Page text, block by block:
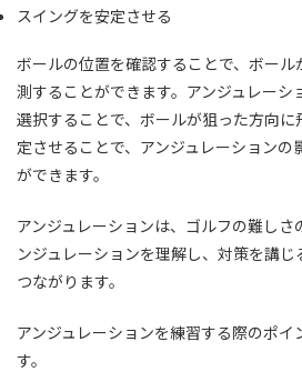
スイングを安定させる
ボールの位置を確認することで、ボー
測することができます。アンジュレーシ
選択することで、ボールが狙った方向
定させることで、アンジュレーションの
ができます。
アンジュレーションは、ゴルフの難しさ
ンジュレーションを理解し、対策を講
つながります。
アンジュレーションを練習する際のポ
す。